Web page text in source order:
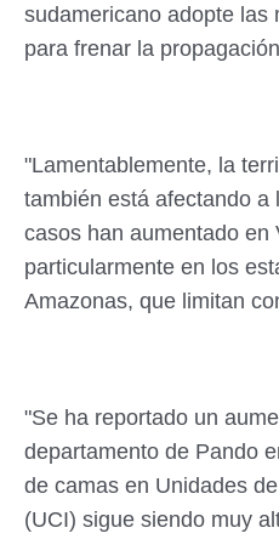
sudamericano adopte las
para frenar la
"Lamentablemente, la
también está afectando
casos han aumentado en
particularmente en los
Amazonas, que limitan
"Se ha reportado un
departamento de Pando
de camas en Unidades
(UCI) sigue siendo muy